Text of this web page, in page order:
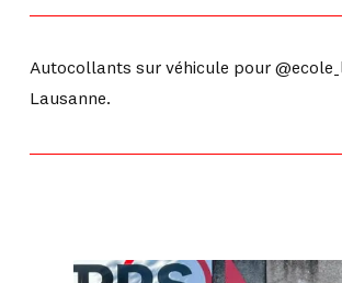
Autocollants sur véhicule pour
Lausanne.